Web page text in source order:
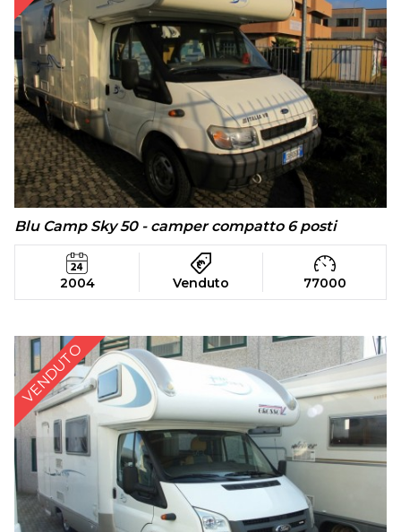
Blu Camp Sky 50 - camper compatto 6 posti
2004 Venduto 77000
VENDUTO